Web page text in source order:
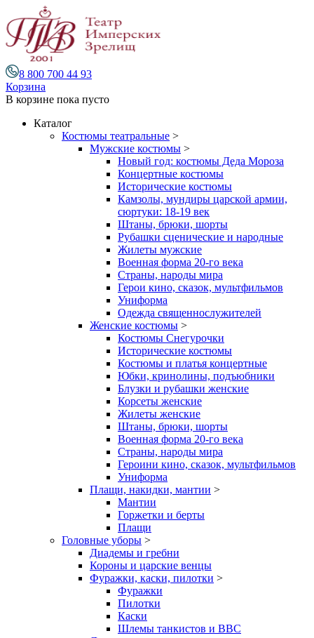
8 800 700 44 93
Корзина
В корзине пока пусто
Каталог
Костюмы театральные >
Мужские костюмы >
Новый год: костюмы Деда Мороза
Концертные костюмы
Исторические костюмы
Камзолы, мундиры царской армии,
сюртуки: 18-19 век
Штаны, брюки, шорты
Рубашки сценические и народные
Жилеты мужские
Военная форма 20-го века
Страны, народы мира
Герои кино, сказок, мультфильмов
Униформа
Одежда священнослужителей
Женские костюмы >
Костюмы Снегурочки
Исторические костюмы
Костюмы и платья концертные
Юбки, кринолины, подъюбники
Блузки и рубашки женские
Корсеты женские
Жилеты женские
Штаны, брюки, шорты
Военная форма 20-го века
Страны, народы мира
Героини кино, сказок, мультфильмов
Униформа
Плащи, накидки, мантии >
Мантии
Горжетки и берты
Плащи
Головные уборы >
Диадемы и гребни
Короны и царские венцы
Фуражки, каски, пилотки >
Фуражки
Пилотки
Каски
Шлемы танкистов и ВВС